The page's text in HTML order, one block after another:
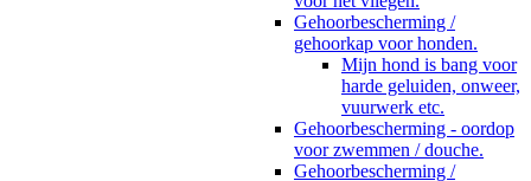
Gehoorbescherming /
gehoorkap voor honden.
Mijn hond is bang voor
harde geluiden, onweer,
vuurwerk etc.
Gehoorbescherming - oordop
voor zwemmen / douche.
Gehoorbescherming /